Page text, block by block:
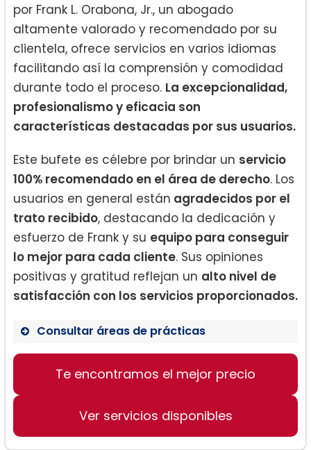
por Frank L. Orabona, Jr., un abogado
altamente valorado y recomendado por su
clientela, ofrece servicios en varios idiomas
facilitando así la comprensión y comodidad
durante todo el proceso. La excepcionalidad,
profesionalismo y eficacia son
características destacadas por sus usuarios.
Este bufete es célebre por brindar un servicio
100% recomendado en el área de derecho. Los
usuarios en general están agradecidos por el
trato recibido, destacando la dedicación y
esfuerzo de Frank y su equipo para conseguir
lo mejor para cada cliente. Sus opiniones
positivas y gratitud reflejan un alto nivel de
satisfacción con los servicios proporcionados.
Consultar áreas de prácticas
Derecho laboral
Cierre de bienes inmuebles
Te encontramos el mejor precio
Ver servicios disponibles